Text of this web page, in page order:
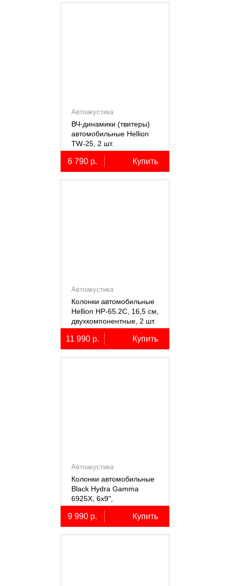
Автоакустика
ВЧ-динамики (твитеры)
автомобильные Hellion
TW-25, 2 шт.
6 790 р. Купить
Автоакустика
Колонки автомобильные
Hellion HP-65.2С, 16,5 см,
двухкомпонентные, 2 шт.
11 990 р. Купить
Автоакустика
Колонки автомобильные
Black Hydra Gamma
6925X, 6х9",
коаксиальные
двухполосные, 2 шт.
9 990 р. Купить